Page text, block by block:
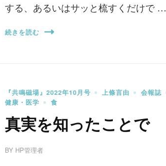
する、あるいはサッと梳すくだけで …
続きを読む
『共鳴磁場』2022年10月号 上條言由
会報誌
健康・医学
食
真実を知ったことで
BY HP管理者